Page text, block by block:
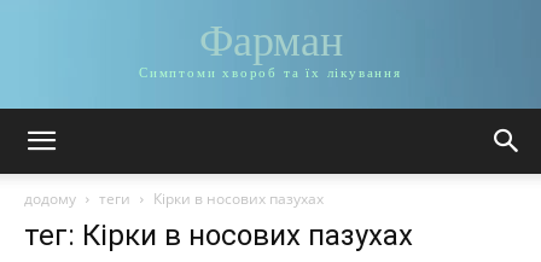
Фарман
Симптоми хвороб та їх лікування
додому теги Кірки в носових пазухах
тег: Кірки в носових пазухах